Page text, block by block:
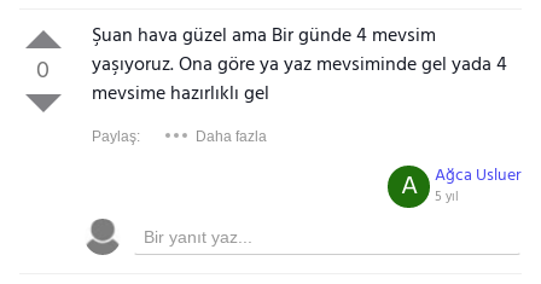
0
Şuan hava güzel ama Bir günde 4 mevsim
yaşıyoruz. Ona göre ya yaz mevsiminde gel yada 4
mevsime hazırlıklı gel
Paylaş: Daha fazla
Ağca Usluer
5 yıl
A